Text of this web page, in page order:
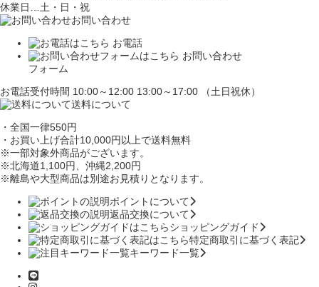
休業日…土・日・祝
お問い合わせ
お電話
お問い合わせ
フォーム
お電話受付時間 10:00～12:00 13:00～17:00 （土日祝休）
送料について
・全国一律550円
・お買い上げ合計10,000円以上で送料無料
※一部対象外商品がございます。
※北海道1,100円 、沖縄2,200円
※離島や大型商品は別途お見積りとなります。
ポイントについて
返品交換について
ショッピングガイド
特定商取引に基づく表記
キーワード一覧